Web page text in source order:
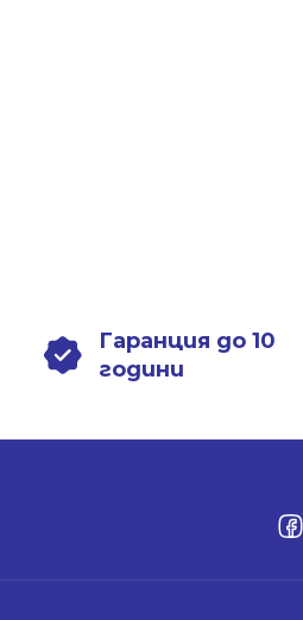
Гаранция до 10
години